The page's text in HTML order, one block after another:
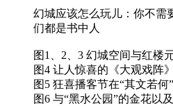
幻城应该怎么玩儿：你不需
们都是书中人
图1、2、3 幻城空间与红楼
图4 让人惊喜的《大观戏阵
图5 狂喜播客节在“其文若何
图6 与“黑水公园”的金花以